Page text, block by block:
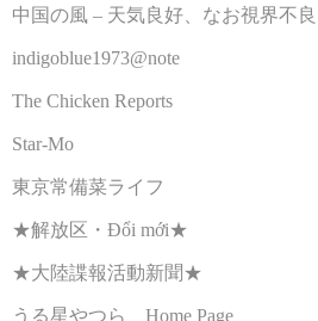
中国の風 – 天気良好、なお視界不良
indigoblue1973@note
The Chicken Reports
Star-Mo
東京常備菜ライフ
★解放区・Đổi mới★
★大陸諜報活動新聞★
うる星やつら Home Page